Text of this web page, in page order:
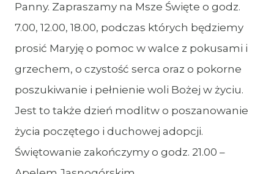
Panny. Zapraszamy na Msze Święte o godz.
7.00, 12.00, 18.00, podczas których będziemy
prosić Maryję o pomoc w walce z pokusami i
grzechem, o czystość serca oraz o pokorne
poszukiwanie i pełnienie woli Bożej w życiu.
Jest to także dzień modlitw o poszanowanie
życia poczętego i duchowej adopcji.
Świętowanie zakończymy o godz. 21.00 –